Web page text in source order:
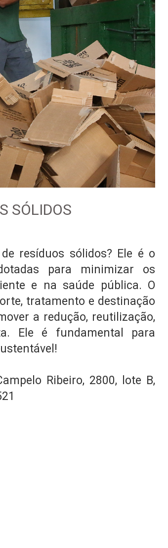
SÓLIDOS
resíduos sólidos? Ele é o
para minimizar os
e na saúde pública. O
tratamento e destinação
a redução, reutilização,
Ele é fundamental para
Ribeiro, 2800, lote B,